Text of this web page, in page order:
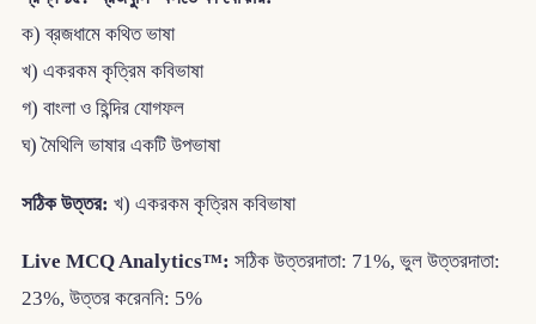
ক) ব্রজধামে কথিত ভাষা
খ) একরকম কৃত্রিম কবিভাষা
গ) বাংলা ও হিন্দির যোগফল
ঘ) মৈথিলি ভাষার একটি উপভাষা
সঠিক উত্তর: খ) একরকম কৃত্রিম কবিভাষা
Live MCQ Analytics™: সঠিক উত্তরদাতা: 71%, ভুল উত্তরদাতা:
23%, উত্তর করেননি: 5%